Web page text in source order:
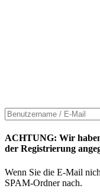
ACHTUNG: Wir
der Registrierung
Wenn Sie die E-Mail
SPAM-Ordner nach.